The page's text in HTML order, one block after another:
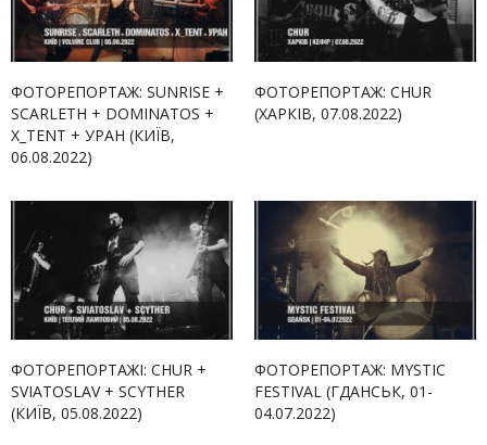
ФОТОРЕПОРТАЖ: SUNRISE +
SCARLETH + DOMINATOS +
X_TENT + УРАН (КИЇВ,
06.08.2022)
ФОТОРЕПОРТАЖ: CHUR
(ХАРКІВ, 07.08.2022)
ФОТОРЕПОРТАЖІ: CHUR +
SVIATOSLAV + SCYTHER
(КИЇВ, 05.08.2022)
ФОТОРЕПОРТАЖ: MYSTIC
FESTIVAL (ГДАНСЬК, 01-
04.07.2022)